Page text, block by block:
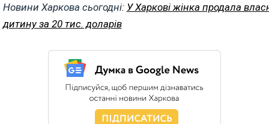
Новини Харкова сьогодні: У Харкові жінка продала
дитину за 20 тис. доларів